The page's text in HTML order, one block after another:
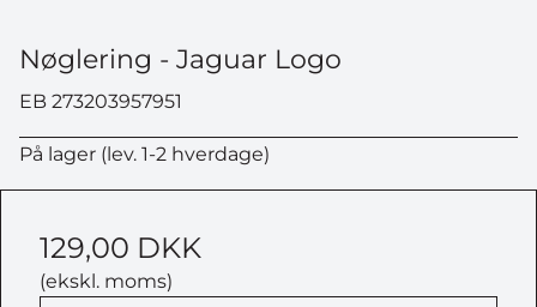
Nøglering - Jaguar Logo
EB 273203957951
På lager (lev. 1-2 hverdage)
129,00 DKK
(ekskl. moms)